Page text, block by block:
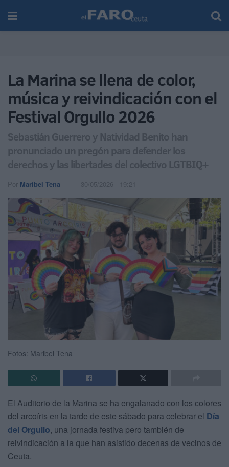
La Marina se llena de color,
música y reivindicación con el
Festival Orgullo 2026
Sebastián Guerrero y Natividad Benito han
pronunciado un pregón para defender los
derechos y las libertades del colectivo LGTBIQ+
Por Maribel Tena 30/05/2026 - 19:21
Fotos: Maribel Tena
El Auditorio de la Marina se ha engalanado con los colores
del arcoíris en la tarde de este sábado para celebrar el Día
del Orgullo, una jornada festiva pero también de
reivindicación a la que han asistido decenas de vecinos de
Ceuta.